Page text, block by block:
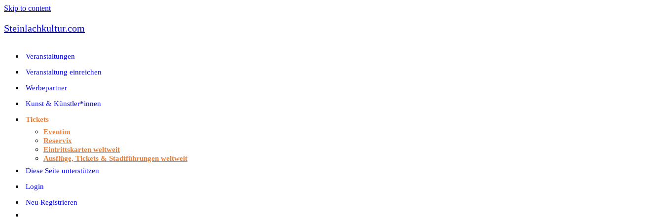
Skip to content
Steinlachkultur.com
Veranstaltungen
Veranstaltung einreichen
Werbepartner
Kunst & Künstler*innen
Tickets
Eventim
Reservix
Eintrittskarten weltweit
Ausflüge, Tickets & Stadtführungen weltweit
Diese Seite unterstützen
Login
Neu Registrieren